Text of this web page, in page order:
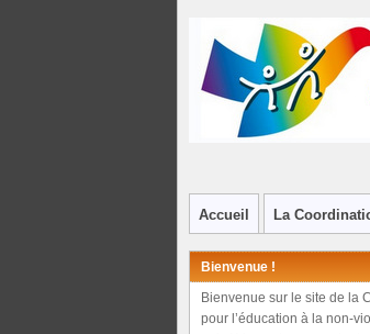
Accueil La
Bienvenue !
Bienvenue sur le site de la
pour l’éducation à la non-